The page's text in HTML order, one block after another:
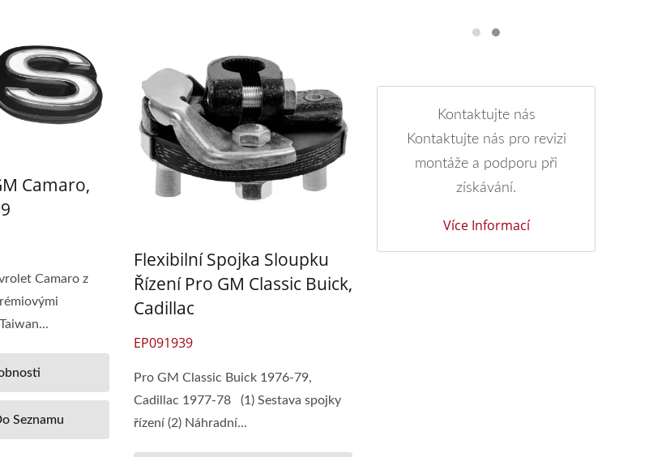
Camaro,
Camaro z
Seznamu
Flexibilní Spojka Sloupku
Řízení Pro GM Classic Buick,
Cadillac
EP091939
Pro GM Classic Buick 1976-79,
Cadillac 1977-78 (1) Sestava spojky
řízení (2) Náhradní...
Kontaktujte nás
Kontaktujte nás pro revizi
montáže a podporu při
získávání.
Více Informací